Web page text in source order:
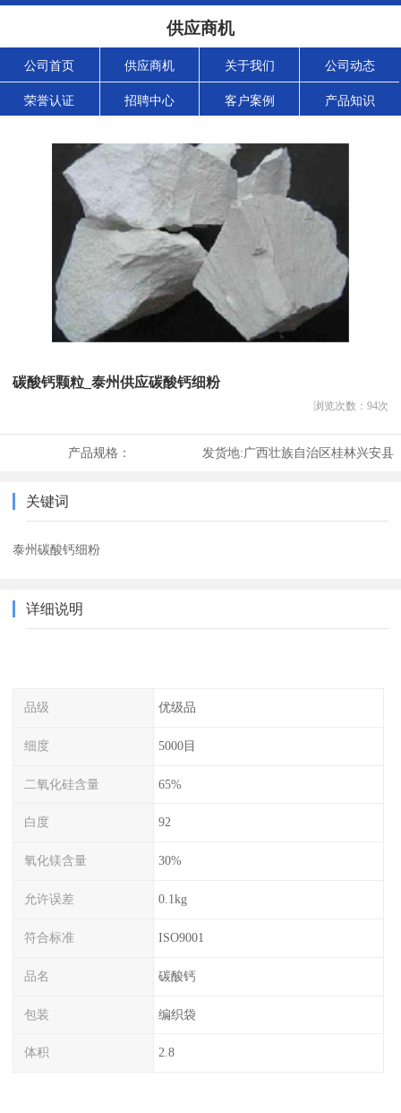
供应商机
公司首页 供应商机 关于我们 公司动态
荣誉认证 招聘中心 客户案例 产品知识
碳酸钙颗粒_泰州供应碳酸钙细粉
浏览次数： 94次
产品规格： 发货地:广西壮族自治区桂林兴安县
关键词
泰州碳酸钙细粉
详细说明
品级 优级品
细度 5000目
二氧化硅含量 65%
白度 92
氧化镁含量 30%
允许误差 0.1kg
符合标准 ISO9001
品名 碳酸钙
包装 编织袋
体积 2.8